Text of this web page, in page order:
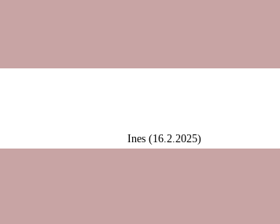
Ines (16.2.2025)